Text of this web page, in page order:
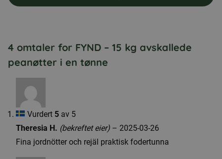
4 omtaler for FYND – 15 kg avskallede
peanøtter i en tønne
Vurdert 5 av 5
Theresia H. (bekreftet eier) – 2025-03-26
Fina jordnötter och rejäl praktisk fodertunna